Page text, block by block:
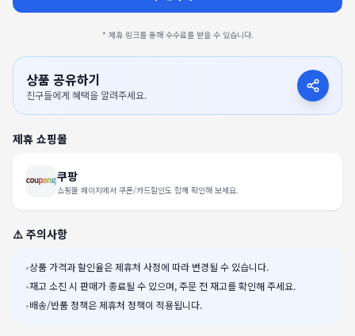
* 제휴 링크를 통해 수수료를 받을 수 있습니다.
상품 공유하기
친구들에게 혜택을 알려주세요.
제휴 쇼핑몰
쿠팡
쇼핑몰 페이지에서 쿠폰/카드할인도 함께 확인해 보세요.
⚠️ 주의사항
•상품 가격과 할인율은 제휴처 사정에 따라 변경될 수 있습니다.
•재고 소진 시 판매가 종료될 수 있으며, 주문 전 재고를 확인해 주세요.
•배송/반품 정책은 제휴처 정책이 적용됩니다.